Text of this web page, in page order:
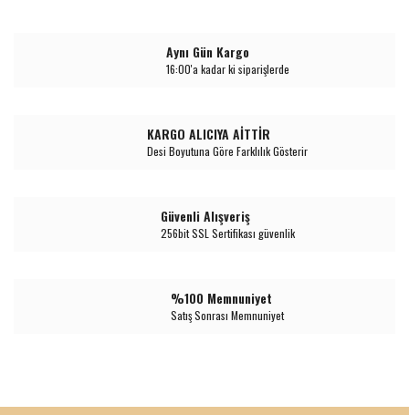
Aynı Gün Kargo
16:00'a kadar ki siparişlerde
KARGO ALICIYA AİTTİR
Desi Boyutuna Göre Farklılık Gösterir
Güvenli Alışveriş
256bit SSL Sertifikası güvenlik
%100 Memnuniyet
Satış Sonrası Memnuniyet